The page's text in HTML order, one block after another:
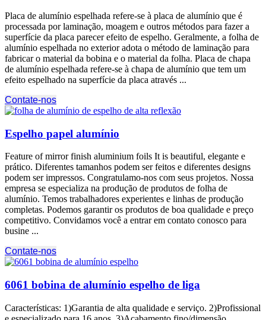
Placa de alumínio espelhada refere-se à placa de alumínio que é
processada por laminação, moagem e outros métodos para fazer a
superfície da placa parecer efeito de espelho. Geralmente, a folha de
alumínio espelhada no exterior adota o método de laminação para
fabricar o material da bobina e o material da folha. Placa de chapa
de alumínio espelhada refere-se à chapa de alumínio que tem um
efeito espelhado na superfície da placa através ...
Contate-nos
Espelho papel alumínio
Feature of mirror finish aluminium foils It is beautiful, elegante e
prático. Diferentes tamanhos podem ser feitos e diferentes designs
podem ser impressos. Congratulamo-nos com seus projetos. Nossa
empresa se especializa na produção de produtos de folha de
alumínio. Temos trabalhadores experientes e linhas de produção
completas. Podemos garantir os produtos de boa qualidade e preço
competitivo. Convidamos você a entrar em contato conosco para
busine ...
Contate-nos
6061 bobina de alumínio espelho de liga
Características: 1)Garantia de alta qualidade e serviço. 2)Profissional